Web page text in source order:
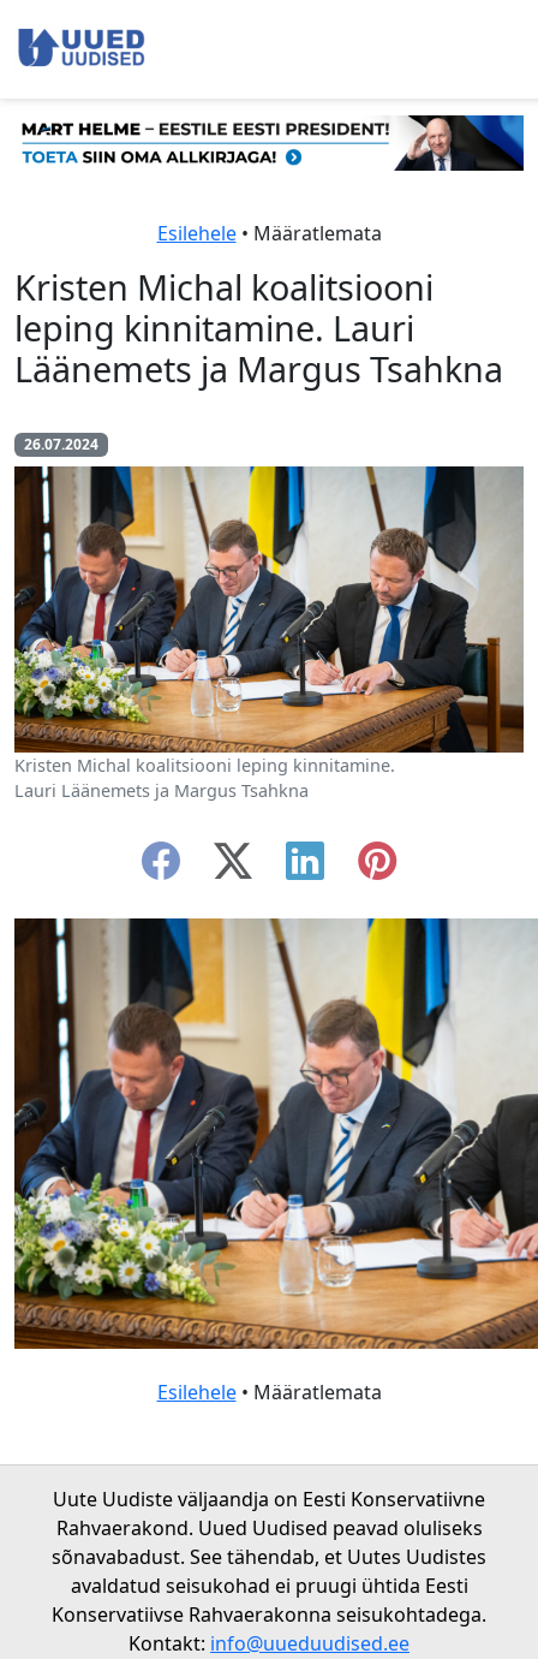
Esilehele• Määratlemata
Kristen Michal koalitsiooni
leping kinnitamine. Lauri
Läänemets ja Margus Tsahkna
26.07.2024
Kristen Michal koalitsiooni leping kinnitamine.
Lauri Läänemets ja Margus Tsahkna
Esilehele• Määratlemata
Uute Uudiste väljaandja on Eesti Konservatiivne
Rahvaerakond. Uued Uudised peavad oluliseks
sõnavabadust. See tähendab, et Uutes Uudistes
avaldatud seisukohad ei pruugi ühtida Eesti
Konservatiivse Rahvaerakonna seisukohtadega.
Kontakt: info@uueduudised.ee